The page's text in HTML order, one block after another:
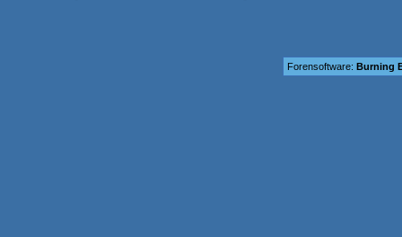
Forensoftware: Burning